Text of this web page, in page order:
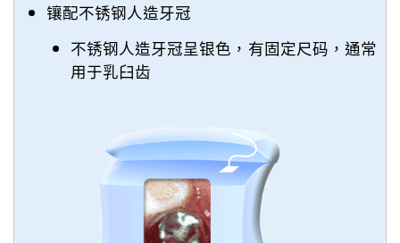
镶配不锈钢人造牙冠
不锈钢人造牙冠呈银色，有固定尺码，通常
用于乳臼齿